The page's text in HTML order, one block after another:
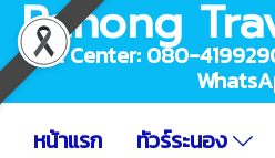
Ranong
Call Center: 080-
หน้าแรก
ทัวร์ระนอง